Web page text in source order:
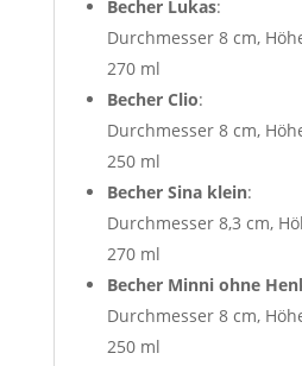
Becher Lukas:
Durchmesser 8 cm,
270 ml
Becher Clio:
Durchmesser 8 cm,
250 ml
Becher Sina klein:
Durchmesser 8,3 cm,
270 ml
Becher Minni ohne
Durchmesser 8 cm,
250 ml